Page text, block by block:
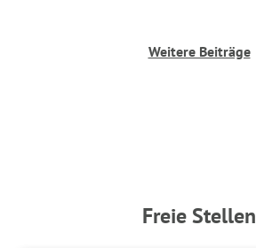
Weitere Beiträge
Freie Stellen